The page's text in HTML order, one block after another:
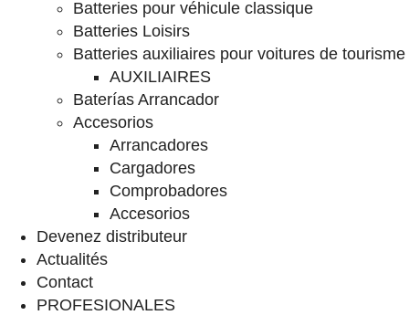
Batteries pour véhicule classique
Batteries Loisirs
Batteries auxiliaires pour voitures de tourisme
AUXILIAIRES
Baterías Arrancador
Accesorios
Arrancadores
Cargadores
Comprobadores
Accesorios
Devenez distributeur
Actualités
Contact
PROFESIONALES